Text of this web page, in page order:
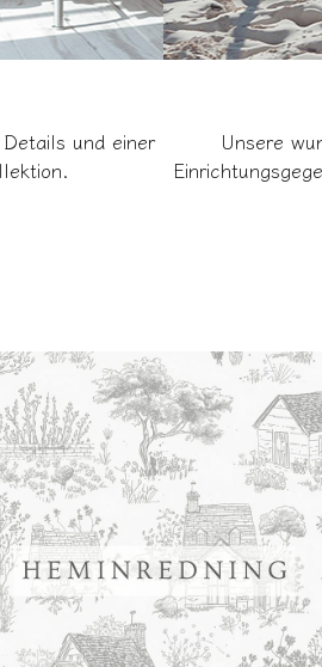
und einer
Unsere